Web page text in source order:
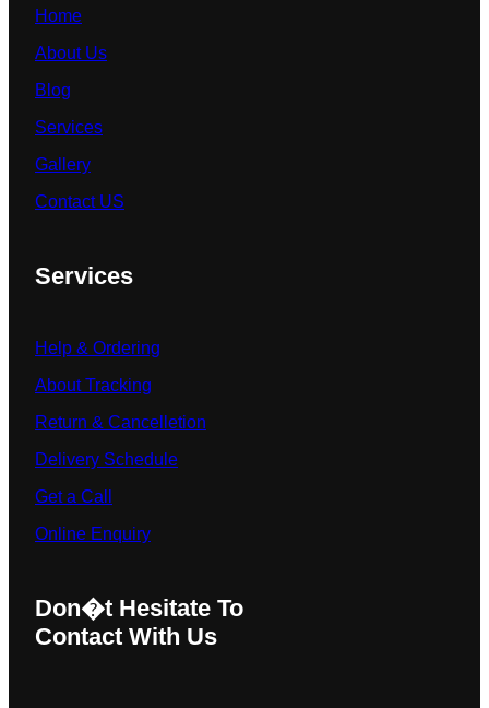
Home
About Us
Blog
Services
Gallery
Contact US
Services
Help & Ordering
About Tracking
Return & Cancelletion
Delivery Schedule
Get a Call
Online Enquiry
Don�t Hesitate To
Contact With Us